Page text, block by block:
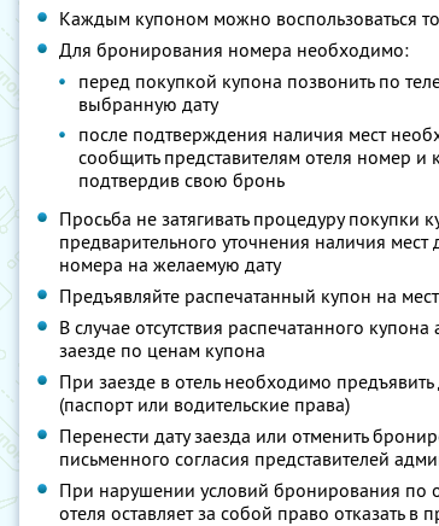
Каждым купоном можно воспользоваться
Для бронирования номера необходимо:
перед покупкой купона позвонить по
выбранную дату
после подтверждения наличия мест
сообщить представителям отеля номер
подтвердив свою бронь
Просьба не затягивать процедуру покупки
предварительного уточнения наличия
номера на желаемую дату
Предъявляйте распечатанный купон на
В случае отсутствия распечатанного
заезде по ценам купона
При заезде в отель необходимо
(паспорт или водительские права)
Перенести дату заезда или отменить
письменного согласия представителей
При нарушении условий бронирования по
отеля оставляет за собой право отказать в